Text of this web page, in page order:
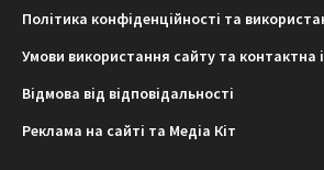
Політика конфіденційності та
Умови використання сайту та контактна
Відмова від відповідальності
Реклама на сайті та Медіа Кіт